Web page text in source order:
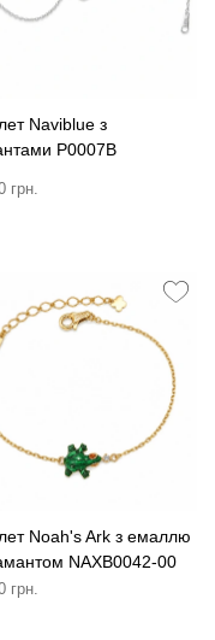
Naviblue з
P0007B
грн.
Noah's Ark з емаллю
NAXB0042-00
грн.